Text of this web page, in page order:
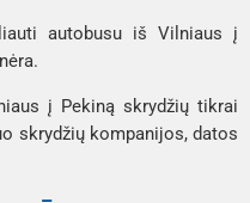
autobusu iš Vilniaus į
į Pekiną skrydžių tikrai
skrydžių kompanijos, datos